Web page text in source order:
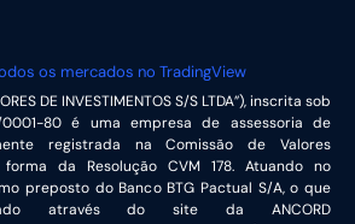
os mercados no TradingView
DE INVESTIMENTOS S/S LTDA”), inscrita sob
0001-80 é uma empresa de assessoria de
registrada na Comissão de Valores
forma da Resolução CVM 178. Atuando no
preposto do Banco BTG Pactual S/A, o que
através do site da ANCORD